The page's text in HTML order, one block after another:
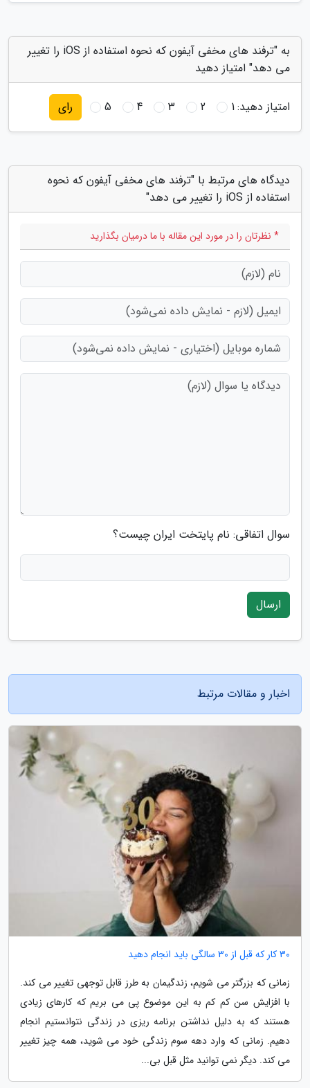
به "ترفند های مخفی آیفون که نحوه استفاده از iOS را تغییر
می دهد" امتیاز دهید
امتیاز دهید:1
2
3
4
5 رای
دیدگاه های مرتبط با "ترفند های مخفی آیفون که نحوه
استفاده از iOS را تغییر می دهد"
* نظرتان را در مورد این مقاله با ما درمیان بگذارید
سوال اتفاقی: نام پایتخت ایران چیست؟
ارسال
اخبار و مقالات مرتبط
30 کار که قبل از 30 سالگی باید انجام دهید
زمانی که بزرگتر می شویم، زندگیمان به طرز قابل توجهی تغییر می کند.
با افزایش سن کم کم به این موضوع پی می بریم که کارهای زیادی
هستند که به دلیل نداشتن برنامه ریزی در زندگی نتوانستیم انجام
دهیم. زمانی که وارد دهه سوم زندگی خود می شوید، همه چیز تغییر
می کند. دیگر نمی توانید مثل قبل بی...